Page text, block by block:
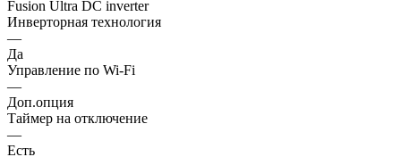
Fusion Ultra DC inverter
Инверторная технология
—
Да
Управление по Wi-Fi
—
Доп.опция
Таймер на отключение
—
Есть